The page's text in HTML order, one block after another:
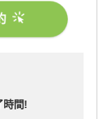
時間!